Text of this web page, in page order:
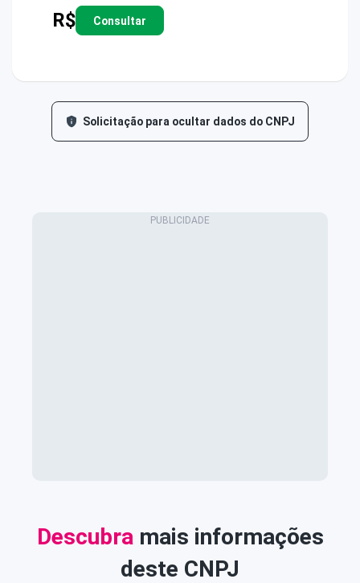
R$ Consultar
Solicitação para ocultar dados do CNPJ
Descubra mais informações
deste CNPJ